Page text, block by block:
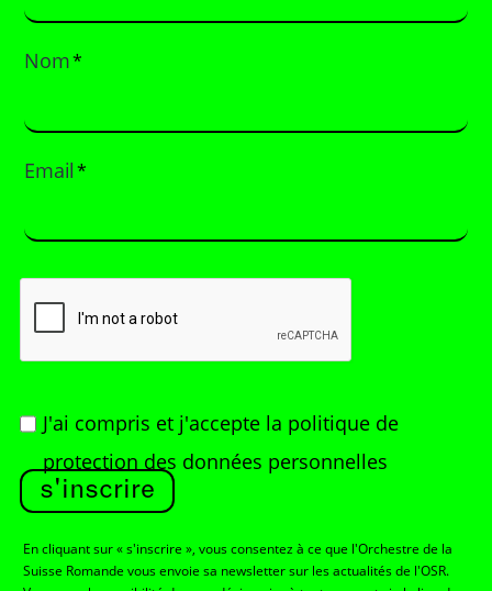
Nom*
Email*
J'ai compris et j'accepte la politique de
protection des données personnelles
s'inscrire
En cliquant sur « s'inscrire », vous consentez à ce que l'Orchestre de la
Suisse Romande vous envoie sa newsletter sur les actualités de l'OSR.